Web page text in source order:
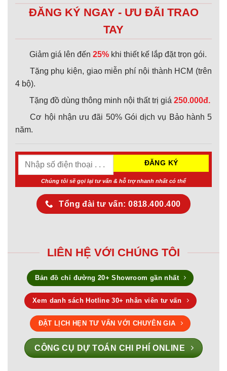
ĐĂNG KÝ NGAY - ƯU ĐÃI TRAO
TAY
Giảm giá lên đến 25% khi thiết kế lắp đặt trọn gói.
Tặng phụ kiện, giao miễn phí nội thành HCM (trên
4 bộ).
Tặng đồ dùng thông minh nội thất trị giá 250.000đ.
Cơ hội nhận ưu đãi 50% Gói dịch vụ Bảo hành 5
năm.
Chúng tôi sẽ gọi lại tư vấn & hỗ trợ nhanh nhất có thể
Tổng đài tư vấn: 0818.400.400
LIÊN HỆ VỚI CHÚNG TÔI
Bản đồ chỉ đường 20+ Showroom gần nhất
Xem danh sách Hotline 30+ nhân viên tư vấn
ĐẶT LỊCH HẸN TƯ VẤN VỚI CHUYÊN GIA
CÔNG CỤ DỰ TOÁN CHI PHÍ ONLINE